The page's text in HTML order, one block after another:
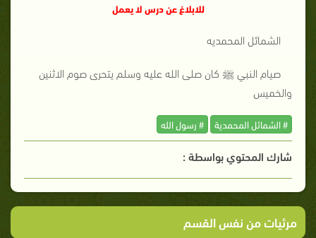
للابلاغ عن درس لا يعمل
الشمائل المحمديه
صيام النبي ﷺ كان صلى الله عليه وسلم يتحرى صوم الاثنين
والخميس
# الشمائل المحمدية # رسول الله
شارك المحتوي بواسطة :
مرئيات من نفس القسم